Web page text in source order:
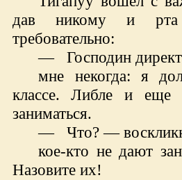
дав никому и рта
требовательно:
— Господин
мне некогда: я
классе. Либле и еще
заниматься.
— Что? —
кое-кто не дают
Назовите их!